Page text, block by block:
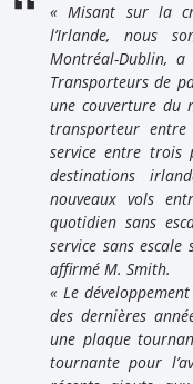
« Misant sur la
l’Irlande, nous
Montréal-Dublin, a
Transporteurs de
une couverture du
transporteur
service entre trois
destinations
nouveaux vols
quotidien sans
service sans
affirmé M. Smith.
« Le
des dernières
une plaque
tournante pour